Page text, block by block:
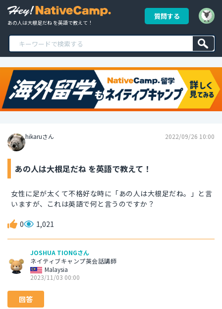
あの人は大根足だね を英語で教えて！
質問する
hikaruさん 2022/09/26 10:00
あの人は大根足だね を英語で教えて！
女性に足が太くて不格好な時に「あの人は大根足だね。」と言
いますが、これは英語で何と言うのですか？
0 1,021
JOSHUA TIONGさん
ネイティブキャンプ英会話講師
Malaysia
2023/11/03 00:00
回答